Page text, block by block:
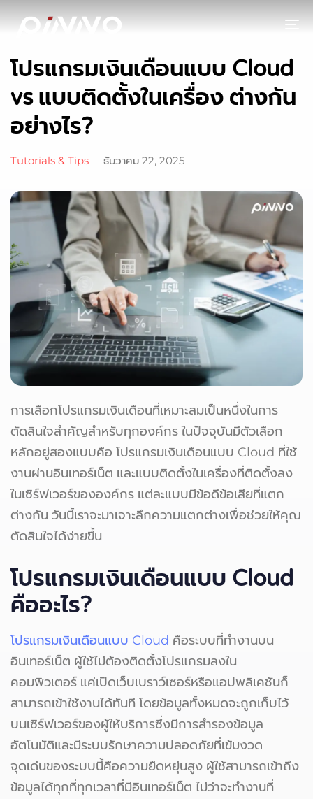
โปรแกรมเงินเดือนแบบ Cloud
vs แบบติดตั้งในเครื่อง ต่างกัน
อย่างไร?
Tutorials & Tips ธันวาคม 22, 2025
การเลือกโปรแกรมเงินเดือนที่เหมาะสมเป็นหนึ่งในการ
ตัดสินใจสำคัญสำหรับทุกองค์กร ในปัจจุบันมีตัวเลือก
หลักอยู่สองแบบคือ โปรแกรมเงินเดือนแบบ Cloud ที่ใช้
งานผ่านอินเทอร์เน็ต และแบบติดตั้งในเครื่องที่ติดตั้งลง
ในเซิร์ฟเวอร์ขององค์กร แต่ละแบบมีข้อดีข้อเสียที่แตก
ต่างกัน วันนี้เราจะมาเจาะลึกความแตกต่างเพื่อช่วยให้คุณ
ตัดสินใจได้ง่ายขึ้น
โปรแกรมเงินเดือนแบบ Cloud
คืออะไร?
โปรแกรมเงินเดือนแบบ Cloud คือระบบที่ทำงานบน
อินเทอร์เน็ต ผู้ใช้ไม่ต้องติดตั้งโปรแกรมลงใน
คอมพิวเตอร์ แค่เปิดเว็บเบราว์เซอร์หรือแอปพลิเคชันก็
สามารถเข้าใช้งานได้ทันที โดยข้อมูลทั้งหมดจะถูกเก็บไว้
บนเซิร์ฟเวอร์ของผู้ให้บริการซึ่งมีการสำรองข้อมูล
อัตโนมัติและมีระบบรักษาความปลอดภัยที่เข้มงวด
จุดเด่นของระบบนี้คือความยืดหยุ่นสูง ผู้ใช้สามารถเข้าถึง
ข้อมูลได้ทุกที่ทุกเวลาที่มีอินเทอร์เน็ต ไม่ว่าจะทำงานที่